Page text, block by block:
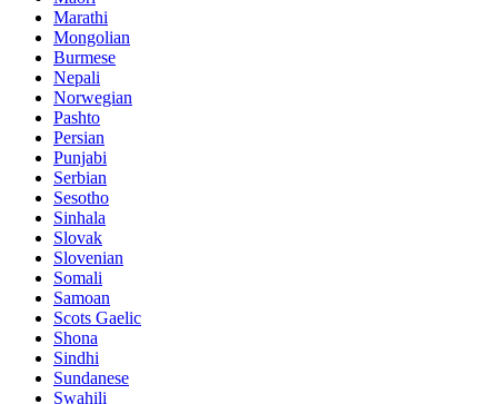
Marathi
Mongolian
Burmese
Nepali
Norwegian
Pashto
Persian
Punjabi
Serbian
Sesotho
Sinhala
Slovak
Slovenian
Somali
Samoan
Scots Gaelic
Shona
Sindhi
Sundanese
Swahili